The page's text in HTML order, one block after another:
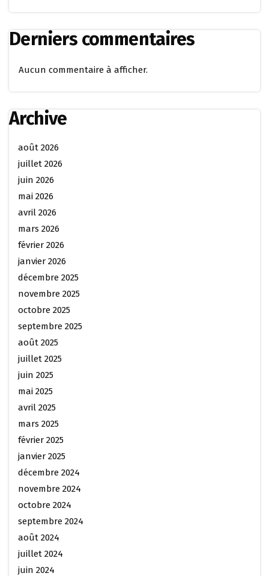
Derniers commentaires
Aucun commentaire à afficher.
Archive
août 2026
juillet 2026
juin 2026
mai 2026
avril 2026
mars 2026
février 2026
janvier 2026
décembre 2025
novembre 2025
octobre 2025
septembre 2025
août 2025
juillet 2025
juin 2025
mai 2025
avril 2025
mars 2025
février 2025
janvier 2025
décembre 2024
novembre 2024
octobre 2024
septembre 2024
août 2024
juillet 2024
juin 2024